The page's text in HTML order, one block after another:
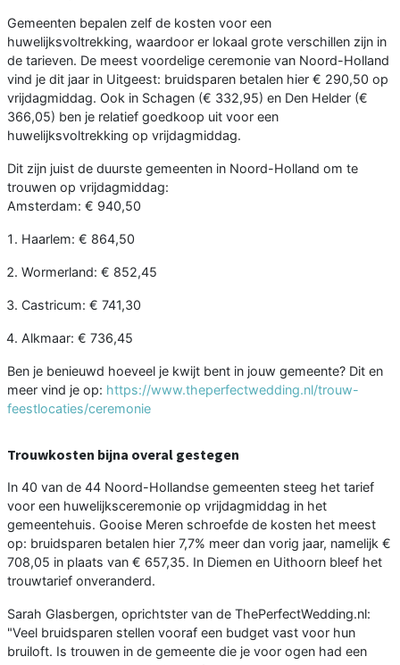
Gemeenten bepalen zelf de kosten voor een
huwelijksvoltrekking, waardoor er lokaal grote verschillen zijn in
de tarieven. De meest voordelige ceremonie van Noord-Holland
vind je dit jaar in Uitgeest: bruidsparen betalen hier € 290,50 op
vrijdagmiddag. Ook in Schagen (€ 332,95) en Den Helder (€
366,05) ben je relatief goedkoop uit voor een
huwelijksvoltrekking op vrijdagmiddag.
Dit zijn juist de duurste gemeenten in Noord-Holland om te
trouwen op vrijdagmiddag:
Amsterdam: € 940,50
Haarlem: € 864,50
Wormerland: € 852,45
Castricum: € 741,30
Alkmaar: € 736,45
Ben je benieuwd hoeveel je kwijt bent in jouw gemeente? Dit en
meer vind je op: https://www.theperfectwedding.nl/trouw-
feestlocaties/ceremonie
Trouwkosten bijna overal gestegen
In 40 van de 44 Noord-Hollandse gemeenten steeg het tarief
voor een huwelijksceremonie op vrijdagmiddag in het
gemeentehuis. Gooise Meren schroefde de kosten het meest
op: bruidsparen betalen hier 7,7% meer dan vorig jaar, namelijk €
708,05 in plaats van € 657,35. In Diemen en Uithoorn bleef het
trouwtarief onveranderd.
Sarah Glasbergen, oprichtster van de ThePerfectWedding.nl:
"Veel bruidsparen stellen vooraf een budget vast voor hun
bruiloft. Is trouwen in de gemeente die je voor ogen had een